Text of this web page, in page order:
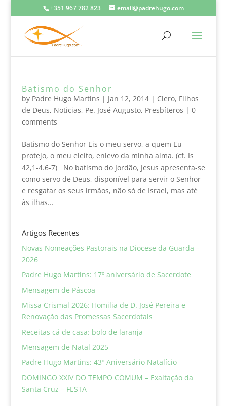
+351 967 782 823 email@padrehugo.com
Batismo do Senhor
by Padre Hugo Martins | Jan 12, 2014| Clero, Filhos
de Deus, Noticias, Pe. José Augusto, Presbíteros | 0
comments
Batismo do Senhor Eis o meu servo, a quem Eu
protejo, o meu eleito, enlevo da minha alma. (cf. Is
42,1-4.6-7) No batismo do Jordão, Jesus apresenta-se
como servo de Deus, disponível para servir o Senhor
e resgatar os seus irmãos, não só de Israel, mas até
às ilhas...
Artigos Recentes
Novas Nomeações Pastorais na Diocese da Guarda –
2026
Padre Hugo Martins: 17º aniversário de Sacerdote
Mensagem de Páscoa
Missa Crismal 2026: Homilia de D. José Pereira e
Renovação das Promessas Sacerdotais
Receitas cá de casa: bolo de laranja
Mensagem de Natal 2025
Padre Hugo Martins: 43º Aniversário Natalício
DOMINGO XXIV DO TEMPO COMUM – Exaltação da
Santa Cruz – FESTA